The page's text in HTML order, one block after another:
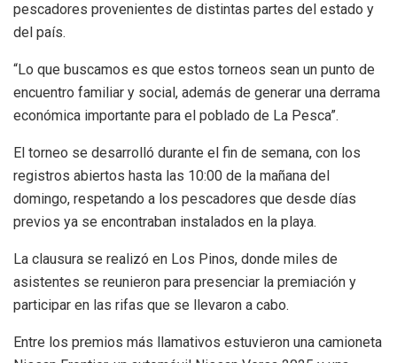
pescadores provenientes de distintas partes del estado y
del país.
“Lo que buscamos es que estos torneos sean un punto de
encuentro familiar y social, además de generar una derrama
económica importante para el poblado de La Pesca”.
El torneo se desarrolló durante el fin de semana, con los
registros abiertos hasta las 10:00 de la mañana del
domingo, respetando a los pescadores que desde días
previos ya se encontraban instalados en la playa.
La clausura se realizó en Los Pinos, donde miles de
asistentes se reunieron para presenciar la premiación y
participar en las rifas que se llevaron a cabo.
Entre los premios más llamativos estuvieron una camioneta